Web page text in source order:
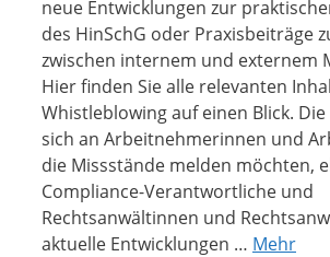
neue Entwicklungen zur
des HinSchG oder Praxisbeiträge
zwischen internem und externem
Hier finden Sie alle relevanten
Whistleblowing auf einen Blick.
sich an Arbeitnehmerinnen und
die Missstände melden möchten,
Compliance-Verantwortliche und
Rechtsanwältinnen und
aktuelle Entwicklungen … Mehr